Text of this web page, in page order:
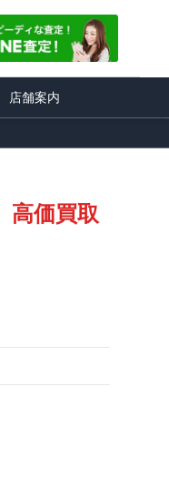
店舗案内
高価買取